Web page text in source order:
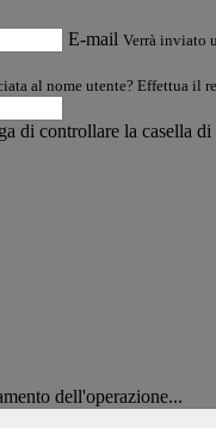
E-mail Verrà inviato
al nome utente? Effettua il
di controllare la casella di
dell'operazione...